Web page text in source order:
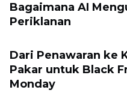
Bagaimana AI
Periklanan
Dari Penawaran ke
Pakar untuk Black
Monday